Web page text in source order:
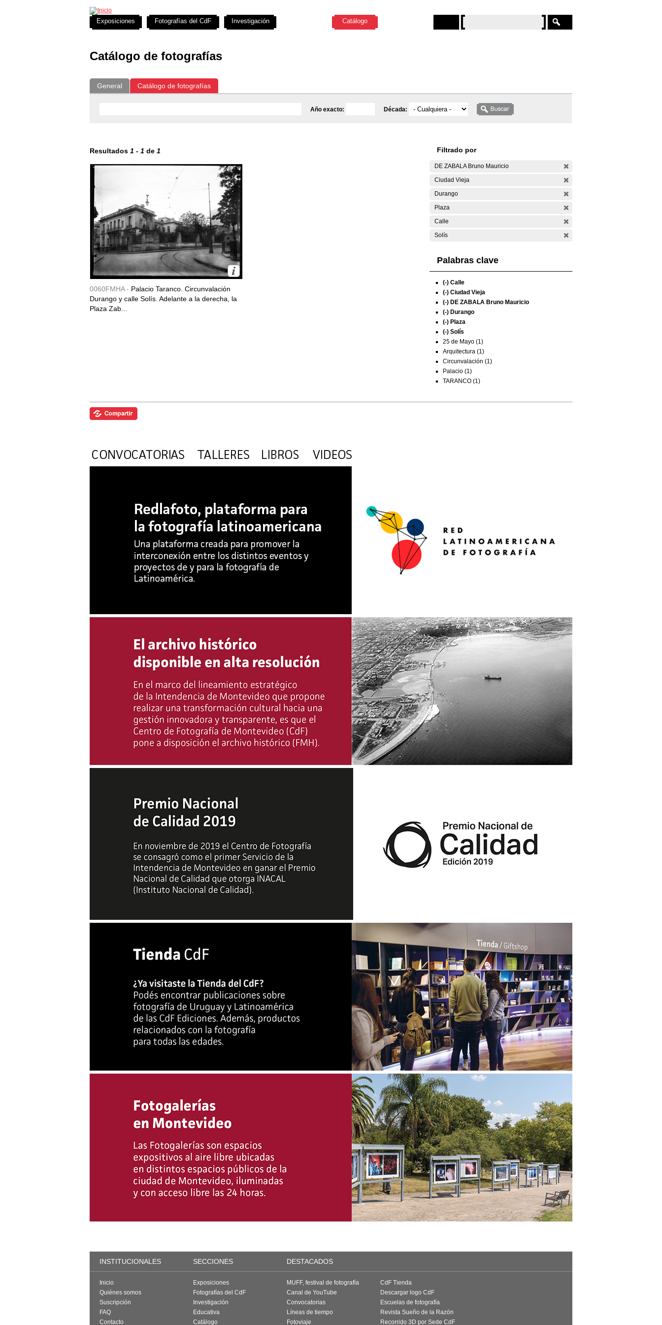
Catálogo de fotografías
General Catálogo de fotografías
Año exacto: Década:
Resultados 1 - 1 de 1
0060FMHA - Palacio Taranco. Circunvalación
Durango y calle Solís. Adelante a la derecha, la
Plaza Zab...
Filtrado por
DE ZABALA Bruno Mauricio
Ciudad Vieja
Durango
Plaza
Calle
Solís
Palabras clave
(-) Calle
(-) Ciudad Vieja
(-) DE ZABALA Bruno Mauricio
(-) Durango
(-) Plaza
(-) Solís
25 de Mayo (1)
Arquitectura (1)
Circunvalación (1)
Palacio (1)
TARANCO (1)
Exposiciones Fotografías del CdF Investigación Catálogo
INSTITUCIONALES SECCIONES DESTACADOS
Inicio
Quiénes somos
Suscripción
FAQ
Contacto
Exposiciones
Fotografías del CdF
Investigación
Educativa
Catálogo
MUFF, festival de fotografía
Canal de YouTube
Convocatorias
Líneas de tiempo
Fotoviaje
CdF Tienda
Descargar logo CdF
Escuelas de fotografía
Revista Sueño de la Razón
Recorrido 3D por Sede CdF